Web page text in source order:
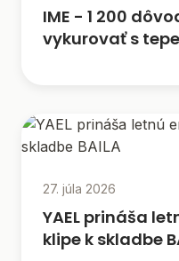
IME - 1 200
vykurovať s
27. júla 2026
YAEL prináša
klipe k skladbe